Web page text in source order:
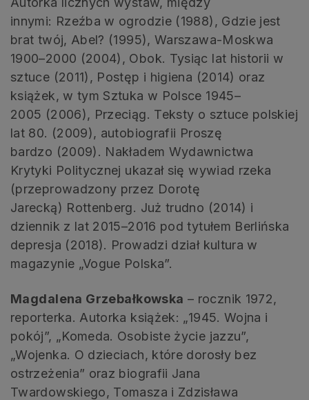
innymi: Rzeźba w ogrodzie (1988), Gdzie jest
brat twój, Abel? (1995), Warszawa-Moskwa
1900–2000 (2004), Obok. Tysiąc lat historii w
sztuce (2011), Postęp i higiena (2014) oraz
książek, w tym Sztuka w Polsce 1945–
2005 (2006), Przeciąg. Teksty o sztuce polskiej
lat 80. (2009), autobiografii Proszę
bardzo (2009). Nakładem Wydawnictwa
Krytyki Politycznej ukazał się wywiad rzeka
(przeprowadzony przez Dorotę
Jarecką) Rottenberg. Już trudno (2014) i
dziennik z lat 2015–2016 pod tytułem Berlińska
depresja (2018). Prowadzi dział kultura w
magazynie „Vogue Polska”.
Magdalena Grzebałkowska – rocznik 1972,
reporterka. Autorka książek: „1945. Wojna i
pokój”, „Komeda. Osobiste życie jazzu”,
„Wojenka. O dzieciach, które dorosły bez
ostrzeżenia” oraz biografii Jana
Twardowskiego, Tomasza i Zdzisława